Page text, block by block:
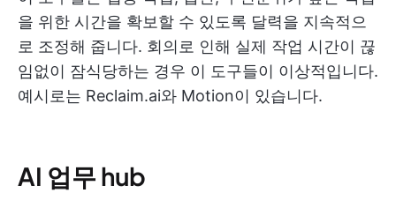
을 위한 시간을 확보할 수 있도록 달력을 지속적으
로 조정해 줍니다. 회의로 인해 실제 작업 시간이 끊
임없이 잠식당하는 경우 이 도구들이 이상적입니다.
예시로는 Reclaim.ai와 Motion이 있습니다.
AI 업무 hub